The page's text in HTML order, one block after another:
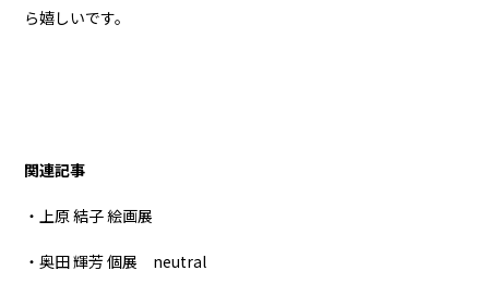
ら嬉しいです。
関連記事
・上原 結子 絵画展
・奥田 輝芳 個展 neutral